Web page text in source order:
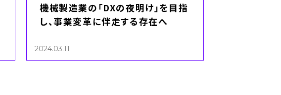
機械製造業の「DXの夜明け」を目指
し、事業変革に伴走する存在へ
2024.03.11